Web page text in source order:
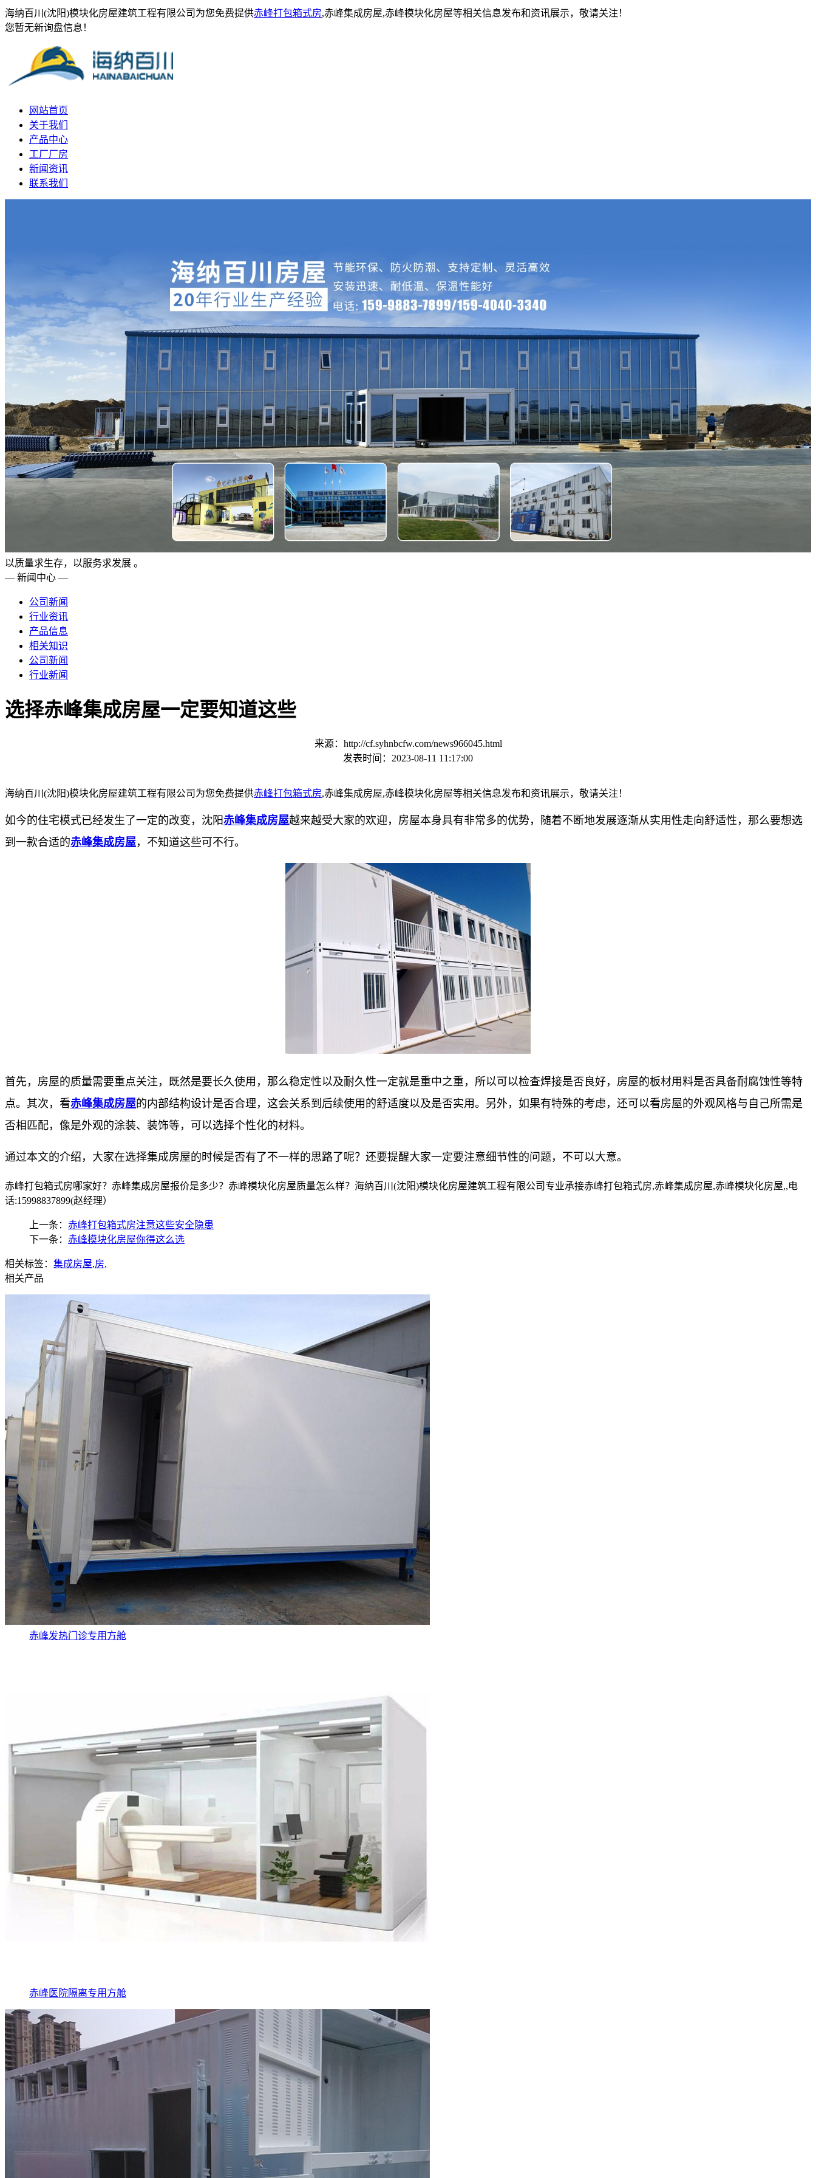
海纳百川(沈阳)模块化房屋建筑工程有限公司为您免费提供赤峰打包箱式房,赤峰集成房屋,赤峰模块化房屋等相关信息发布和资讯展示，敬请关注！
您暂无新询盘信息！
网站首页
关于我们
产品中心
工厂厂房
新闻资讯
联系我们
以质量求生存，以服务求发展 。
— 新闻中心 —
公司新闻
行业资讯
产品信息
相关知识
公司新闻
行业新闻
选择赤峰集成房屋一定要知道这些
来源：http://cf.syhnbcfw.com/news966045.html
发表时间：2023-08-11 11:17:00
海纳百川(沈阳)模块化房屋建筑工程有限公司为您免费提供赤峰打包箱式房,赤峰集成房屋,赤峰模块化房屋等相关信息发布和资讯展示，敬请关注！
如今的住宅模式已经发生了一定的改变，沈阳赤峰集成房屋越来越受大家的欢迎，房屋本身具有非常多的优势，随着不断地发展逐渐从实用性走向舒适性，那么要想选
到一款合适的赤峰集成房屋，不知道这些可不行。
首先，房屋的质量需要重点关注，既然是要长久使用，那么稳定性以及耐久性一定就是重中之重，所以可以检查焊接是否良好，房屋的板材用料是否具备耐腐蚀性等特
点。其次，看赤峰集成房屋的内部结构设计是否合理，这会关系到后续使用的舒适度以及是否实用。另外，如果有特殊的考虑，还可以看房屋的外观风格与自己所需是
否相匹配，像是外观的涂装、装饰等，可以选择个性化的材料。
通过本文的介绍，大家在选择集成房屋的时候是否有了不一样的思路了呢？还要提醒大家一定要注意细节性的问题，不可以大意。
赤峰打包箱式房哪家好？赤峰集成房屋报价是多少？赤峰模块化房屋质量怎么样？海纳百川(沈阳)模块化房屋建筑工程有限公司专业承接赤峰打包箱式房,赤峰集成房屋,赤峰模块化房屋,,电
话:15998837899(赵经理）
上一条： 赤峰打包箱式房注意这些安全隐患
下一条： 赤峰模块化房屋你得这么选
相关标签： 集成房屋,房,
相关产品
赤峰发热门诊专用方舱
赤峰医院隔离专用方舱